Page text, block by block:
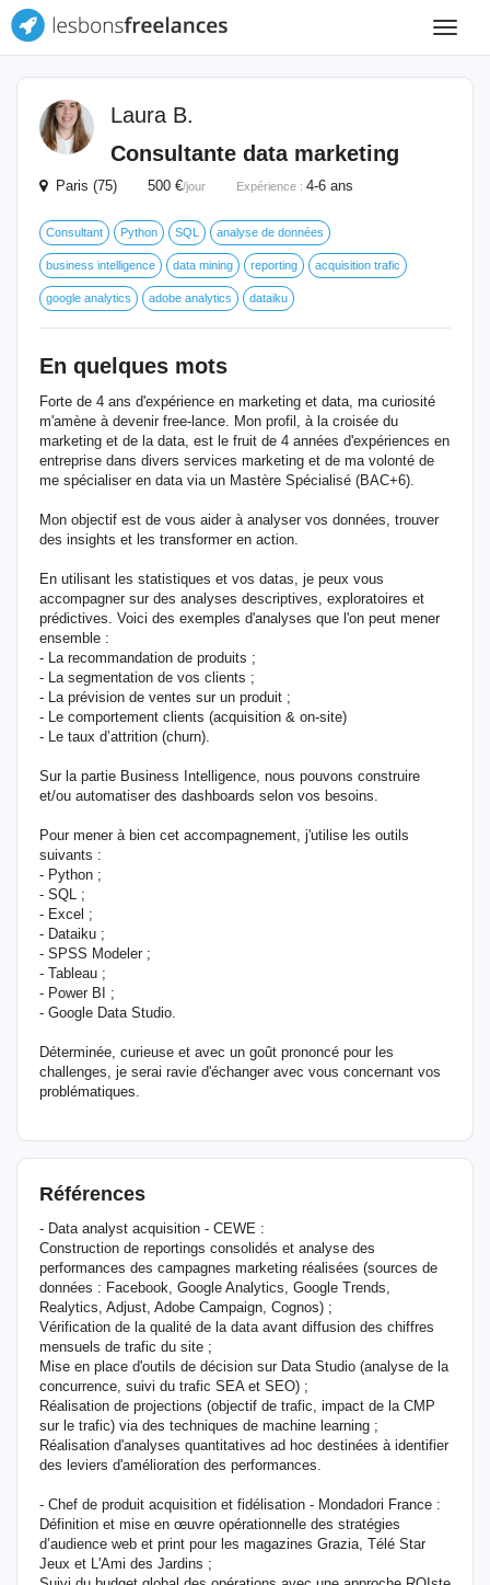
Toggle
Laura B.
Consultante data marketing
Paris (75) 500 €/jour Expérience : 4-6 ans
Consultant Python SQL analyse de données
business intelligence data mining reporting acquisition trafic
google analytics adobe analytics dataiku
En quelques mots
Forte de 4 ans d'expérience en marketing et data, ma curiosité
m'amène à devenir free-lance. Mon profil, à la croisée du
marketing et de la data, est le fruit de 4 années d'expériences en
entreprise dans divers services marketing et de ma volonté de
me spécialiser en data via un Mastère Spécialisé (BAC+6).
Mon objectif est de vous aider à analyser vos données, trouver
des insights et les transformer en action.
En utilisant les statistiques et vos datas, je peux vous
accompagner sur des analyses descriptives, exploratoires et
prédictives. Voici des exemples d'analyses que l'on peut mener
ensemble :
- La recommandation de produits ;
- La segmentation de vos clients ;
- La prévision de ventes sur un produit ;
- Le comportement clients (acquisition & on-site)
- Le taux d’attrition (churn).
Sur la partie Business Intelligence, nous pouvons construire
et/ou automatiser des dashboards selon vos besoins.
Pour mener à bien cet accompagnement, j'utilise les outils
suivants :
- Python ;
- SQL ;
- Excel ;
- Dataiku ;
- SPSS Modeler ;
- Tableau ;
- Power BI ;
- Google Data Studio.
Déterminée, curieuse et avec un goût prononcé pour les
challenges, je serai ravie d'échanger avec vous concernant vos
problématiques.
Références
- Data analyst acquisition - CEWE :
Construction de reportings consolidés et analyse des
performances des campagnes marketing réalisées (sources de
données : Facebook, Google Analytics, Google Trends,
Realytics, Adjust, Adobe Campaign, Cognos) ;
Vérification de la qualité de la data avant diffusion des chiffres
mensuels de trafic du site ;
Mise en place d'outils de décision sur Data Studio (analyse de la
concurrence, suivi du trafic SEA et SEO) ;
Réalisation de projections (objectif de trafic, impact de la CMP
sur le trafic) via des techniques de machine learning ;
Réalisation d'analyses quantitatives ad hoc destinées à identifier
des leviers d'amélioration des performances.
- Chef de produit acquisition et fidélisation - Mondadori France :
Définition et mise en œuvre opérationnelle des stratégies
d’audience web et print pour les magazines Grazia, Télé Star
Jeux et L'Ami des Jardins ;